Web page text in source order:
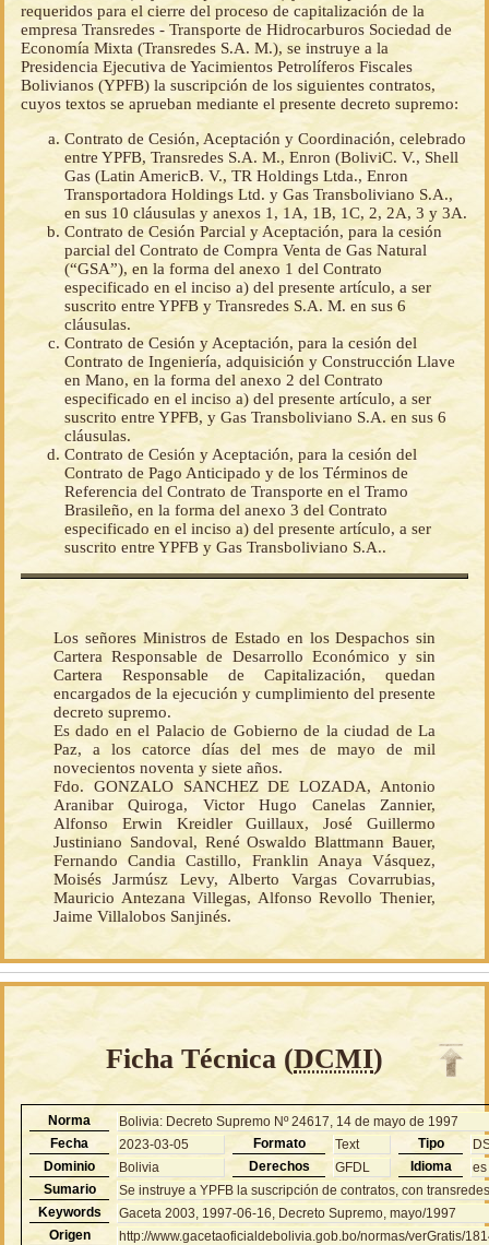
requeridos para el cierre del proceso de capitalización de la
empresa Transredes - Transporte de Hidrocarburos Sociedad de
Economía Mixta (Transredes S.A. M.), se instruye a la
Presidencia Ejecutiva de Yacimientos Petrolíferos Fiscales
Bolivianos (YPFB) la suscripción de los siguientes contratos,
cuyos textos se aprueban mediante el presente decreto supremo:
Contrato de Cesión, Aceptación y Coordinación, celebrado
entre YPFB, Transredes S.A. M., Enron (BoliviC. V., Shell
Gas (Latin AmericB. V., TR Holdings Ltda., Enron
Transportadora Holdings Ltd. y Gas Transboliviano S.A.,
en sus 10 cláusulas y anexos 1, 1A, 1B, 1C, 2, 2A, 3 y 3A.
Contrato de Cesión Parcial y Aceptación, para la cesión
parcial del Contrato de Compra Venta de Gas Natural
(“GSA”), en la forma del anexo 1 del Contrato
especificado en el inciso a) del presente artículo, a ser
suscrito entre YPFB y Transredes S.A. M. en sus 6
cláusulas.
Contrato de Cesión y Aceptación, para la cesión del
Contrato de Ingeniería, adquisición y Construcción Llave
en Mano, en la forma del anexo 2 del Contrato
especificado en el inciso a) del presente artículo, a ser
suscrito entre YPFB, y Gas Transboliviano S.A. en sus 6
cláusulas.
Contrato de Cesión y Aceptación, para la cesión del
Contrato de Pago Anticipado y de los Términos de
Referencia del Contrato de Transporte en el Tramo
Brasileño, en la forma del anexo 3 del Contrato
especificado en el inciso a) del presente artículo, a ser
suscrito entre YPFB y Gas Transboliviano S.A..
Los señores Ministros de Estado en los Despachos sin
Cartera Responsable de Desarrollo Económico y sin
Cartera Responsable de Capitalización, quedan
encargados de la ejecución y cumplimiento del presente
decreto supremo.
Es dado en el Palacio de Gobierno de la ciudad de La
Paz, a los catorce días del mes de mayo de mil
novecientos noventa y siete años.
Fdo. GONZALO SANCHEZ DE LOZADA, Antonio
Aranibar Quiroga, Victor Hugo Canelas Zannier,
Alfonso Erwin Kreidler Guillaux, José Guillermo
Justiniano Sandoval, René Oswaldo Blattmann Bauer,
Fernando Candia Castillo, Franklin Anaya Vásquez,
Moisés Jarmúsz Levy, Alberto Vargas Covarrubias,
Mauricio Antezana Villegas, Alfonso Revollo Thenier,
Jaime Villalobos Sanjinés.
Ficha Técnica (DCMI)
Norma
Bolivia: Decreto Supremo Nº 24617, 14 de mayo de 1997
Fecha
2023-03-05 Formato Text Tipo
Dominio
Bolivia Derechos GFDL Idioma
es
Sumario
Se instruye a YPFB la suscripción de contratos, con
Keywords
Gaceta 2003, 1997-06-16, Decreto Supremo, mayo/1997
Origen
http://www.gacetaoficialdebolivia.gob.bo/normas/verGratis/